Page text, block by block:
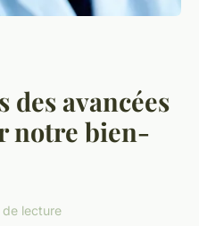
des avancées
notre bien-
de lecture